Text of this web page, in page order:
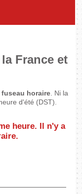
France et
horaire . Ni la
d'été (DST).
heure. Il n'y a